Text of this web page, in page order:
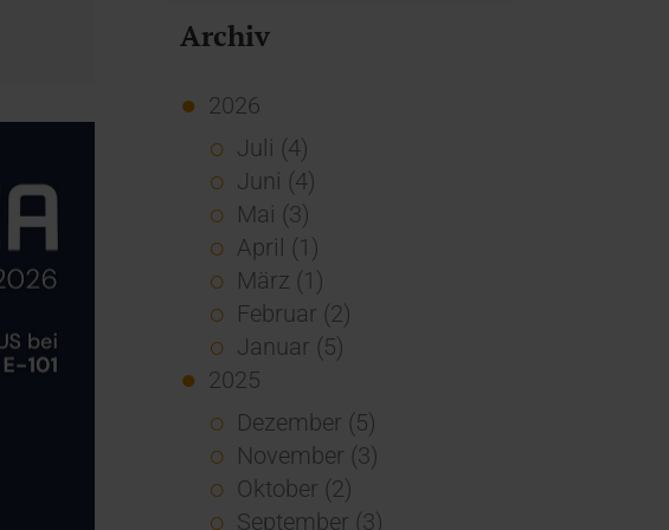
Archiv
2026
Juli (4)
Juni (4)
Mai (3)
April (1)
März (1)
Februar (2)
Januar (5)
2025
Dezember (5)
November (3)
Oktober (2)
September (3)